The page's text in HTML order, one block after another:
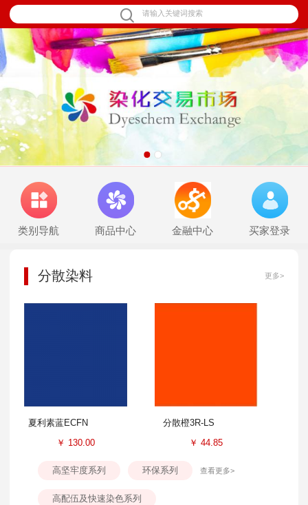
1 2
类别导航 商品中心 金融中心 买家登录
分散染料 更多>
夏利素蓝ECFN
￥ 130.00
分散橙3R-LS
￥ 44.85
高坚牢度系列 环保系列
高配伍及快速染色系列
查看更多>